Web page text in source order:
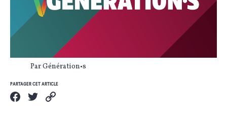
Par Génération•s
PARTAGER CET ARTICLE